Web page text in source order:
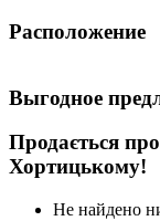
Расположение
Выгодное
Продається
Хортицькому!
Не найдено